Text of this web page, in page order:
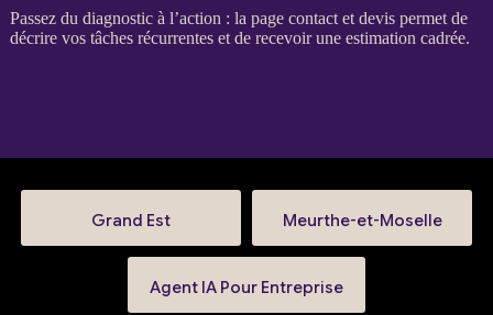
Passez du diagnostic à l’action : la page contact et devispermet de
décrire vos tâches récurrentes et de recevoir une estimation cadrée.
Grand Est Meurthe-et-Moselle
Agent IA Pour Entreprise